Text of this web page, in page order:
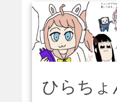
ひらちょ